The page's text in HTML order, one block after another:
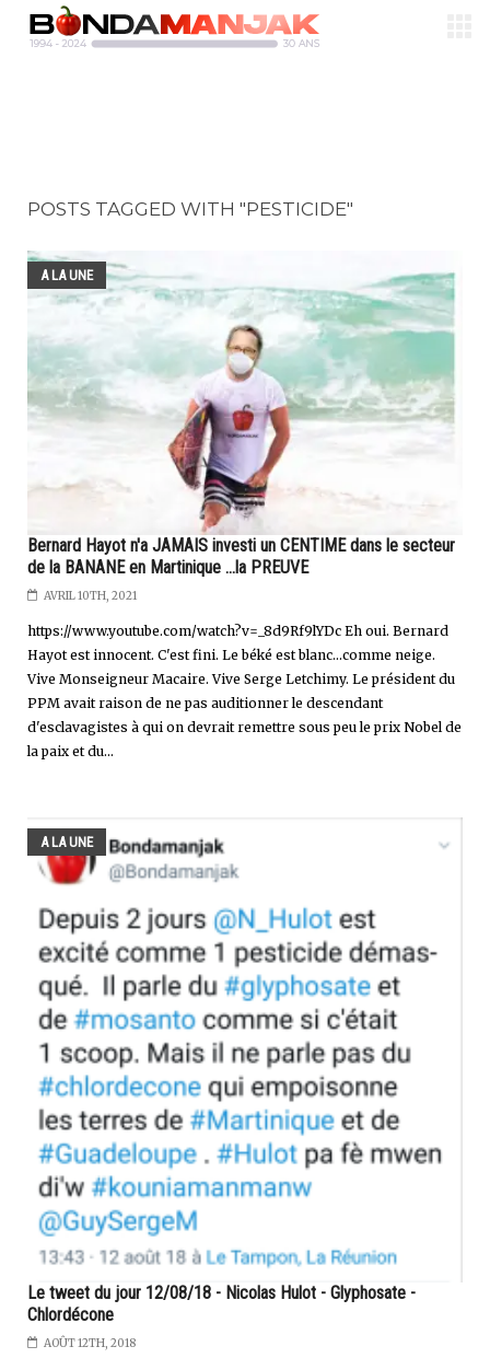
POSTS TAGGED WITH "PESTICIDE"
A LA UNE
Bernard Hayot n'a JAMAIS investi un CENTIME dans le secteur
de la BANANE en Martinique ...la PREUVE
AVRIL 10TH, 2021
https://www.youtube.com/watch?v=_8d9Rf9lYDc Eh oui. Bernard
Hayot est innocent. C'est fini. Le béké est blanc...comme neige.
Vive Monseigneur Macaire. Vive Serge Letchimy. Le président du
PPM avait raison de ne pas auditionner le descendant
d'esclavagistes à qui on devrait remettre sous peu le prix Nobel de
la paix et du...
A LA UNE
Le tweet du jour 12/08/18 - Nicolas Hulot - Glyphosate -
Chlordécone
AOÛT 12TH, 2018